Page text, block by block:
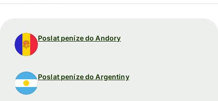
Poslat peníze do Andory
Poslat peníze do Argentiny